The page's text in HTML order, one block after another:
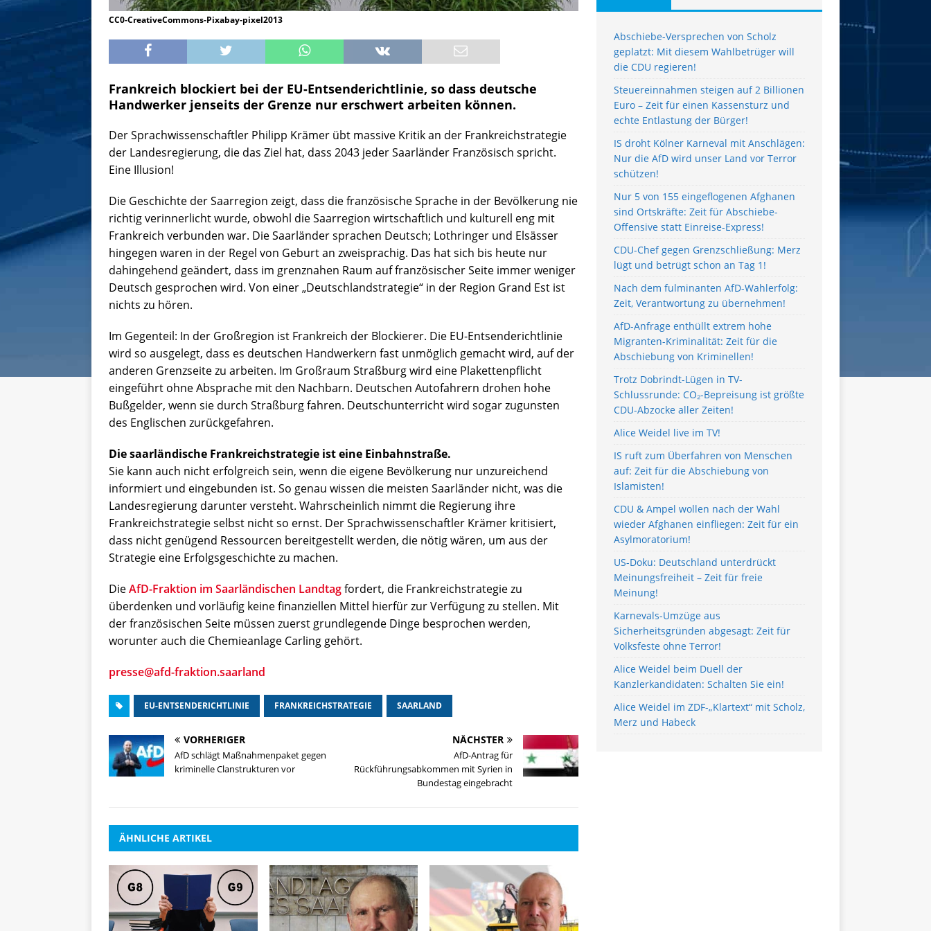
CC0-CreativeCommons-Pixabay-pixel2013
Frankreich blockiert bei der EU-Entsenderichtlinie, so dass deutsche
Handwerker jenseits der Grenze nur erschwert arbeiten können.
Der Sprachwissenschaftler Philipp Krämer übt massive Kritik an der Frankreichstrategie
der Landesregierung, die das Ziel hat, dass 2043 jeder Saarländer Französisch spricht.
Eine Illusion!
Die Geschichte der Saarregion zeigt, dass die französische Sprache in der Bevölkerung nie
richtig verinnerlicht wurde, obwohl die Saarregion wirtschaftlich und kulturell eng mit
Frankreich verbunden war. Die Saarländer sprachen Deutsch; Lothringer und Elsässer
hingegen waren in der Regel von Geburt an zweisprachig. Das hat sich bis heute nur
dahingehend geändert, dass im grenznahen Raum auf französischer Seite immer weniger
Deutsch gesprochen wird. Von einer „Deutschlandstrategie“ in der Region Grand Est ist
nichts zu hören.
Im Gegenteil: In der Großregion ist Frankreich der Blockierer. Die EU-Entsenderichtlinie
wird so ausgelegt, dass es deutschen Handwerkern fast unmöglich gemacht wird, auf der
anderen Grenzseite zu arbeiten. Im Großraum Straßburg wird eine Plakettenpflicht
eingeführt ohne Absprache mit den Nachbarn. Deutschen Autofahrern drohen hohe
Bußgelder, wenn sie durch Straßburg fahren. Deutschunterricht wird sogar zugunsten
des Englischen zurückgefahren.
Die saarländische Frankreichstrategie ist eine Einbahnstraße.
Sie kann auch nicht erfolgreich sein, wenn die eigene Bevölkerung nur unzureichend
informiert und eingebunden ist. So genau wissen die meisten Saarländer nicht, was die
Landesregierung darunter versteht. Wahrscheinlich nimmt die Regierung ihre
Frankreichstrategie selbst nicht so ernst. Der Sprachwissenschaftler Krämer kritisiert,
dass nicht genügend Ressourcen bereitgestellt werden, die nötig wären, um aus der
Strategie eine Erfolgsgeschichte zu machen.
DieAfD-Fraktion im Saarländischen Landtagfordert, die Frankreichstrategie zu
überdenken und vorläufig keine finanziellen Mittel hierfür zur Verfügung zu stellen. Mit
der französischen Seite müssen zuerst grundlegende Dinge besprochen werden,
worunter auch die Chemieanlage Carling gehört.
presse@afd-fraktion.saarland
EU-ENTSENDERICHTLINIE FRANKREICHSTRATEGIE SAARLAND
VORHERIGER
AfD schlägt Maßnahmenpaket gegen
kriminelle Clanstrukturen vor
NÄCHSTER
AfD-Antrag für
Rückführungsabkommen mit Syrien in
Bundestag eingebracht
ÄHNLICHE ARTIKEL
Abschiebe-Versprechen von Scholz
geplatzt: Mit diesem Wahlbetrüger will
die CDU regieren!
Steuereinnahmen steigen auf 2 Billionen
Euro – Zeit für einen Kassensturz und
echte Entlastung der Bürger!
IS droht Kölner Karneval mit Anschlägen:
Nur die AfD wird unser Land vor Terror
schützen!
Nur 5 von 155 eingeflogenen Afghanen
sind Ortskräfte: Zeit für Abschiebe-
Offensive statt Einreise-Express!
CDU-Chef gegen Grenzschließung: Merz
lügt und betrügt schon an Tag 1!
Nach dem fulminanten AfD-Wahlerfolg:
Zeit, Verantwortung zu übernehmen!
AfD-Anfrage enthüllt extrem hohe
Migranten-Kriminalität: Zeit für die
Abschiebung von Kriminellen!
Trotz Dobrindt-Lügen in TV-
Schlussrunde: CO₂-Bepreisung ist größte
CDU-Abzocke aller Zeiten!
Alice Weidel live im TV!
IS ruft zum Überfahren von Menschen
auf: Zeit für die Abschiebung von
Islamisten!
CDU & Ampel wollen nach der Wahl
wieder Afghanen einfliegen: Zeit für ein
Asylmoratorium!
US-Doku: Deutschland unterdrückt
Meinungsfreiheit – Zeit für freie
Meinung!
Karnevals-Umzüge aus
Sicherheitsgründen abgesagt: Zeit für
Volksfeste ohne Terror!
Alice Weidel beim Duell der
Kanzlerkandidaten: Schalten Sie ein!
Alice Weidel im ZDF-„Klartext“ mit Scholz,
Merz und Habeck